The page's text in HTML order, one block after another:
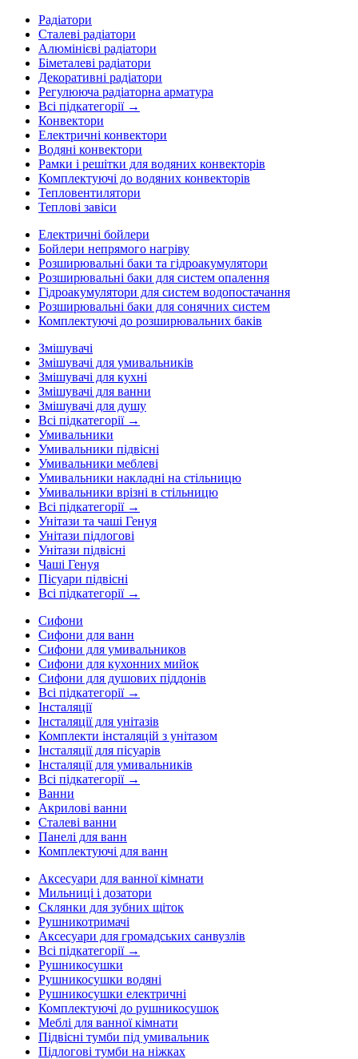
Радіатори
Сталеві радіатори
Алюмінієві радіатори
Біметалеві радіатори
Декоративні радіатори
Регулююча радіаторна арматура
Всі підкатегорії →
Конвектори
Електричні конвектори
Водяні конвектори
Рамки і решітки для водяних конвекторів
Комплектуючі до водяних конвекторів
Тепловентилятори
Теплові завіси
Електричні бойлери
Бойлери непрямого нагріву
Розширювальні баки та гідроакумулятори
Розширювальні баки для систем опалення
Гідроакумулятори для систем водопостачання
Розширювальні баки для сонячних систем
Комплектуючі до розширювальних баків
Змішувачі
Змішувачі для умивальників
Змішувачі для кухні
Змішувачі для ванни
Змішувачі для душу
Всі підкатегорії →
Умивальники
Умивальники підвісні
Умивальники меблеві
Умивальники накладні на стільницю
Умивальники врізні в стільницю
Всі підкатегорії →
Унітази та чаші Генуя
Унітази підлогові
Унітази підвісні
Чаші Генуя
Пісуари підвісні
Всі підкатегорії →
Сифони
Сифони для ванн
Сифони для умивальников
Сифони для кухонних мийок
Сифони для душових піддонів
Всі підкатегорії →
Інсталяції
Інсталяції для унітазів
Комплекти інсталяцій з унітазом
Інсталяції для пісуарів
Інсталяції для умивальників
Всі підкатегорії →
Ванни
Акрилові ванни
Сталеві ванни
Панелі для ванн
Комплектуючі для ванн
Аксесуари для ванної кімнати
Мильниці і дозатори
Склянки для зубних щіток
Рушникотримачі
Аксесуари для громадських санвузлів
Всі підкатегорії →
Рушникосушки
Рушникосушки водяні
Рушникосушки електричні
Комплектуючі до рушникосушок
Меблі для ванної кімнати
Підвісні тумби під умивальник
Підлогові тумби на ніжках